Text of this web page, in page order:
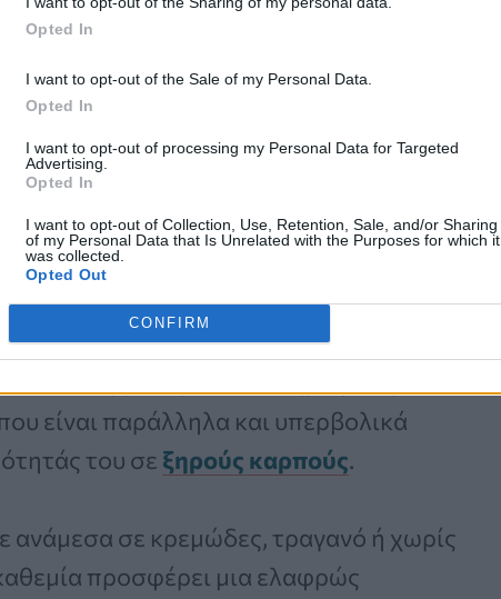
Opted In
I want to opt-out of the Sale of my Personal Data.
Opted In
I want to opt-out of processing my Personal Data for Targeted
Advertising.
Opted In
I want to opt-out of Collection, Use, Retention, Sale, and/or Sharing
of my Personal Data that Is Unrelated with the Purposes for which it
was collected.
Opted Out
CONFIRM
Επεμβατική Εστιακή
δεν μπορούσαν να μασήσουν κρέας και
κατέληξε να γίνει ένα δημοφιλές,
είναι παράλληλα και υπερβολικά
του σε ξηρούς καρπούς.
ανάμεσα σε κρεμώδες, τραγανό ή χωρίς
προσφέρει μια ελαφρώς